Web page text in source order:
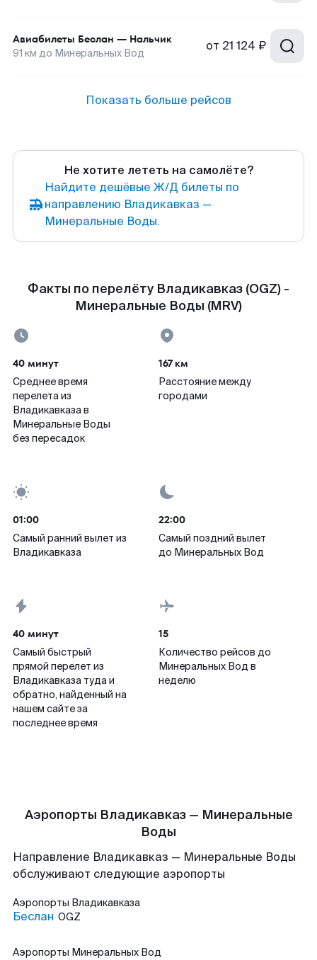
Авиабилеты Беслан — Нальчик
91 км до Минеральных Вод от 21 124 ₽
Показать больше рейсов
Не хотите лететь на самолёте?
Найдите дешёвые Ж/Д билеты по
направлению Владикавказ —
Минеральные Воды.
Факты по перелёту Владикавказ (OGZ) -
Минеральные Воды (MRV)
40 минут
Среднее время
перелета из
Владикавказа в
Минеральные Воды
без пересадок
167 км
Расстояние между
городами
01:00
Самый ранний вылет из
Владикавказа
22:00
Самый поздний вылет
до Минеральных Вод
40 минут
Самый быстрый
прямой перелет из
Владикавказа туда и
обратно, найденный на
нашем сайте за
последнее время
15
Количество рейсов до
Минеральных Вод в
неделю
Аэропорты Владикавказ — Минеральные
Воды
Направление Владикавказ — Минеральные Воды
обслуживают следующие аэропорты
Аэропорты Владикавказа
Беслан OGZ
Аэропорты Минеральных Вод